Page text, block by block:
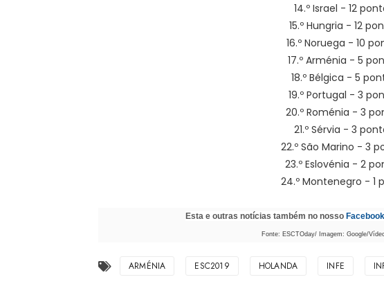
14.º Israel - 12
15.º Hungria - 12
16.º Noruega - 10
17.º Arménia - 5
18.º Bélgica - 5
19.º Portugal - 3
20.º Roménia - 3
21.º Sérvia - 3
22.º São Marino - 3
23.º Eslovénia - 2
24.º Montenegro - 1
Esta e outras notícias também no nosso Facebook
Fonte: ESCTOday/ Imagem: Google/
ARMÉNIA ESC2019 HOLANDA INFE